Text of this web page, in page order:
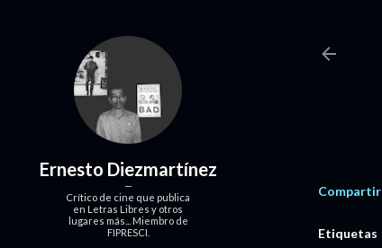
Compartir
Etiquetas
Ernesto Diezmartínez
Crítico de cine que publica
en Letras Libres y otros
lugares más... Miembro de
FIPRESCI.